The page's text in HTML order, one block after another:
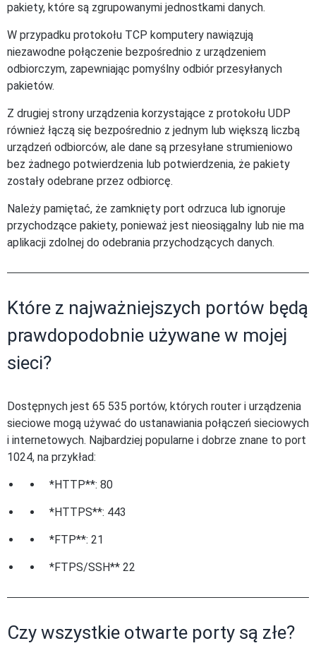
pakiety, które są zgrupowanymi jednostkami danych.
W przypadku protokołu TCP komputery nawiązują
niezawodne połączenie bezpośrednio z urządzeniem
odbiorczym, zapewniając pomyślny odbiór przesyłanych
pakietów.
Z drugiej strony urządzenia korzystające z protokołu UDP
również łączą się bezpośrednio z jednym lub większą liczbą
urządzeń odbiorców, ale dane są przesyłane strumieniowo
bez żadnego potwierdzenia lub potwierdzenia, że pakiety
zostały odebrane przez odbiorcę.
Należy pamiętać, że zamknięty port odrzuca lub ignoruje
przychodzące pakiety, ponieważ jest nieosiągalny lub nie ma
aplikacji zdolnej do odebrania przychodzących danych.
Które z najważniejszych portów będą
prawdopodobnie używane w mojej
sieci?
Dostępnych jest 65 535 portów, których router i urządzenia
sieciowe mogą używać do ustanawiania połączeń sieciowych
i internetowych. Najbardziej popularne i dobrze znane to port
1024, na przykład:
*HTTP**: 80
*HTTPS**: 443
*FTP**: 21
*FTPS/SSH** 22
Czy wszystkie otwarte porty są złe?